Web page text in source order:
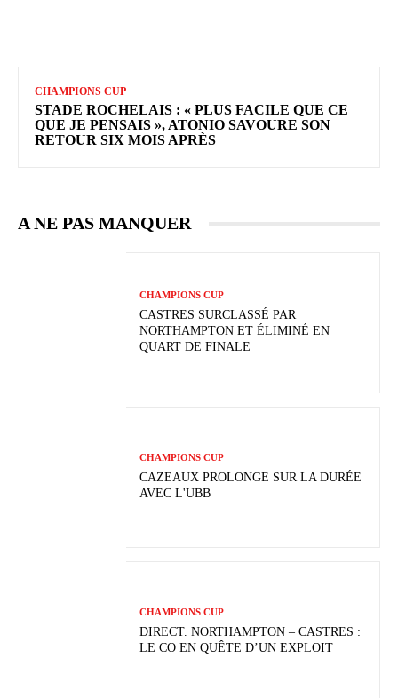
CHAMPIONS CUP
STADE ROCHELAIS : « PLUS FACILE QUE CE
QUE JE PENSAIS », ATONIO SAVOURE SON
RETOUR SIX MOIS APRÈS
A NE PAS MANQUER
CHAMPIONS CUP
CASTRES SURCLASSÉ PAR
NORTHAMPTON ET ÉLIMINÉ EN
QUART DE FINALE
CHAMPIONS CUP
CAZEAUX PROLONGE SUR LA DURÉE
AVEC L'UBB
CHAMPIONS CUP
DIRECT. NORTHAMPTON – CASTRES :
LE CO EN QUÊTE D’UN EXPLOIT